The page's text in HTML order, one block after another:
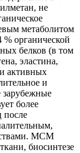
не
метаболитом
органической
белков (в том
эластина,
активных
и
зарубежные
более
после
МСМ
биосинтезе